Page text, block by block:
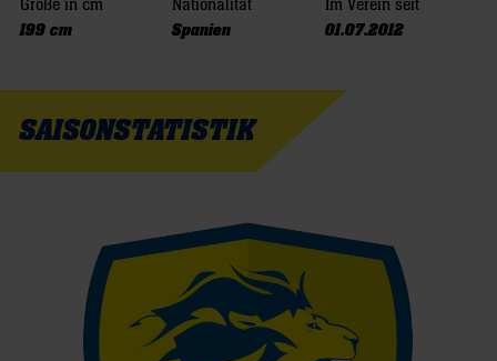
Größe in cm
199 cm
Nationalität
Spanien
Im Verein seit
01.07.2012
SAISONSTATISTIK